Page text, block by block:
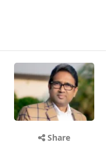
Share